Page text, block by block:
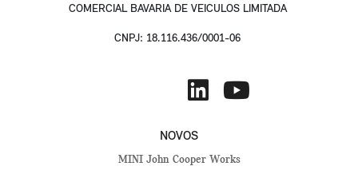
COMERCIAL BAVARIA DE VEICULOS LIMITADA
CNPJ: 18.116.436/0001-06
NOVOS
MINI John Cooper Works